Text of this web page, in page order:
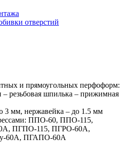
отверстий
и прямоугольных перфоформ:
– резьбовая шпилька – прижимная
3 мм, нержавейка – до 1.5 мм
ППО-60, ППО-115,
ПГПО-115, ПГРО-60А,
60А, ПГАПО-60А